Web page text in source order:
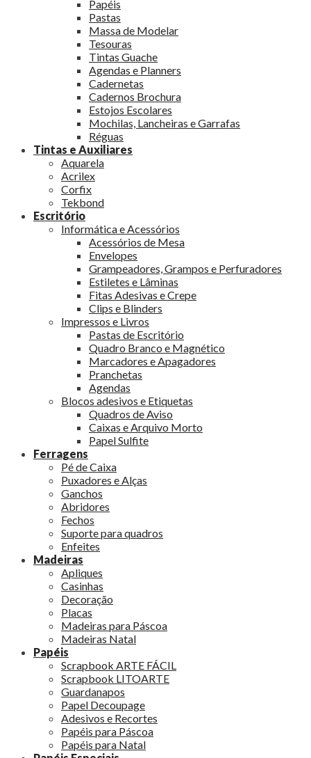
Papéis
Pastas
Massa de Modelar
Tesouras
Tintas Guache
Agendas e Planners
Cadernetas
Cadernos Brochura
Estojos Escolares
Mochilas, Lancheiras e Garrafas
Réguas
Tintas e Auxiliares
Aquarela
Acrilex
Corfix
Tekbond
Escritório
Informática e Acessórios
Acessórios de Mesa
Envelopes
Grampeadores, Grampos e Perfuradores
Estiletes e Lâminas
Fitas Adesivas e Crepe
Clips e Blinders
Impressos e Livros
Pastas de Escritório
Quadro Branco e Magnético
Marcadores e Apagadores
Pranchetas
Agendas
Blocos adesivos e Etiquetas
Quadros de Aviso
Caixas e Arquivo Morto
Papel Sulfite
Ferragens
Pé de Caixa
Puxadores e Alças
Ganchos
Abridores
Fechos
Suporte para quadros
Enfeites
Madeiras
Apliques
Casinhas
Decoração
Placas
Madeiras para Páscoa
Madeiras Natal
Papéis
Scrapbook ARTE FÁCIL
Scrapbook LITOARTE
Guardanapos
Papel Decoupage
Adesivos e Recortes
Papéis para Páscoa
Papéis para Natal